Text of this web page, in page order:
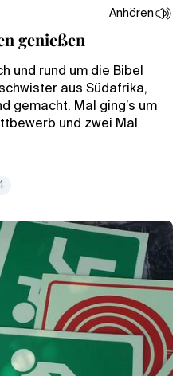
Anhören
genießen
und rund um die Bibel
aus Südafrika,
gemacht. Mal ging’s um
und zwei Mal